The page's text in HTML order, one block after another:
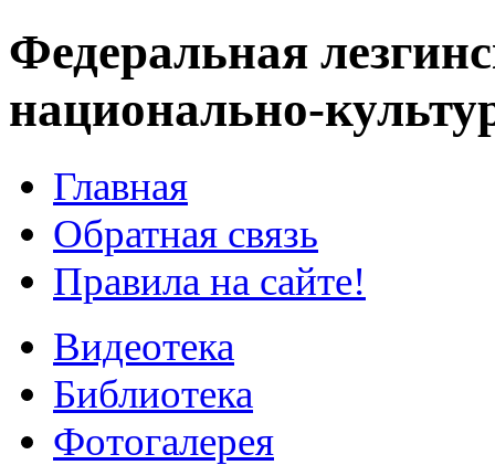
Федеральная
национально-
Главная
Обратная связь
Правила на сайте!
Видеотека
Библиотека
Фотогалерея